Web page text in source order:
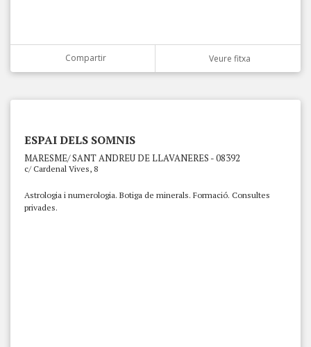
Compartir Veure fitxa
ESPAI DELS SOMNIS
MARESME/ SANT ANDREU DE LLAVANERES - 08392
c/ Cardenal Vives, 8
Astrologia i numerologia. Botiga de minerals. Formació. Consultes
privades.